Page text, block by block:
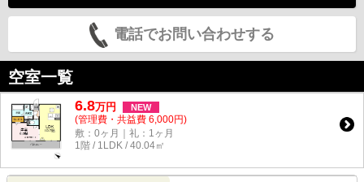
電話でお問い合わせする
空室一覧
6.8万円 NEW
(管理費・共益費 6,000円)
敷：0ヶ月｜礼：1ヶ月
1階 / 1LDK / 40.04㎡